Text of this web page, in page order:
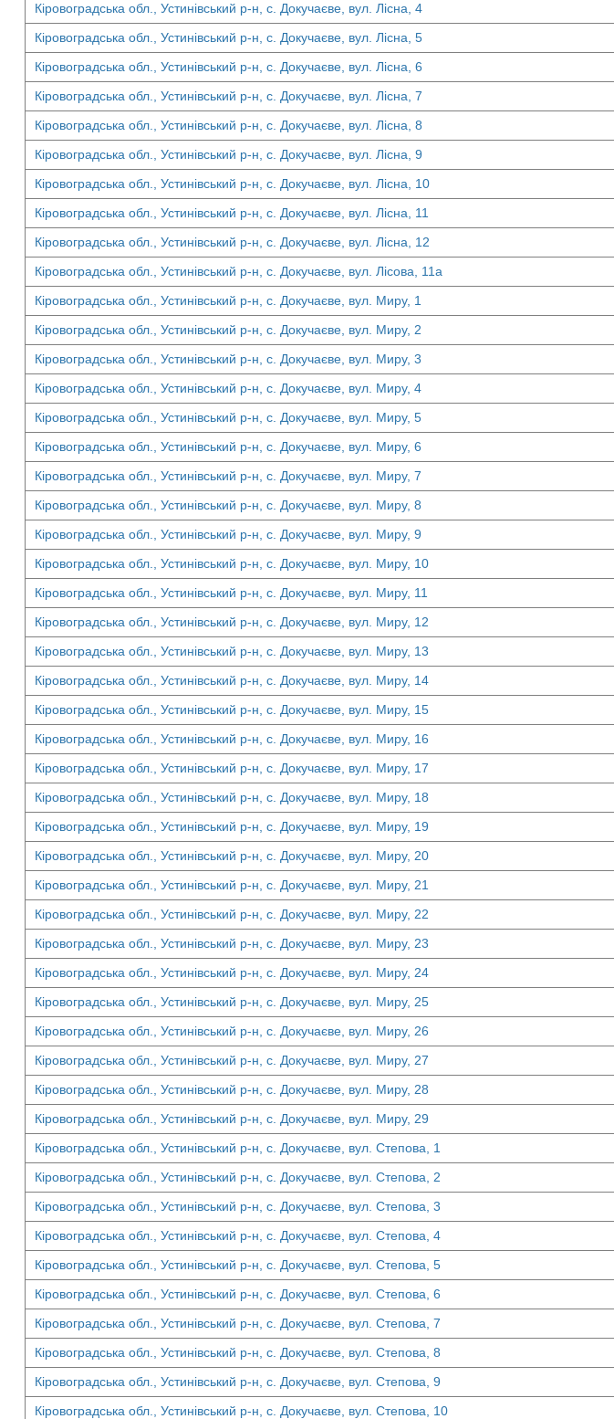
Кіровоградська обл., Устинівський р-н, с. Докучаєве, вул. Лісна, 4
Кіровоградська обл., Устинівський р-н, с. Докучаєве, вул. Лісна, 5
Кіровоградська обл., Устинівський р-н, с. Докучаєве, вул. Лісна, 6
Кіровоградська обл., Устинівський р-н, с. Докучаєве, вул. Лісна, 7
Кіровоградська обл., Устинівський р-н, с. Докучаєве, вул. Лісна, 8
Кіровоградська обл., Устинівський р-н, с. Докучаєве, вул. Лісна, 9
Кіровоградська обл., Устинівський р-н, с. Докучаєве, вул. Лісна, 10
Кіровоградська обл., Устинівський р-н, с. Докучаєве, вул. Лісна, 11
Кіровоградська обл., Устинівський р-н, с. Докучаєве, вул. Лісна, 12
Кіровоградська обл., Устинівський р-н, с. Докучаєве, вул. Лісова, 11а
Кіровоградська обл., Устинівський р-н, с. Докучаєве, вул. Миру, 1
Кіровоградська обл., Устинівський р-н, с. Докучаєве, вул. Миру, 2
Кіровоградська обл., Устинівський р-н, с. Докучаєве, вул. Миру, 3
Кіровоградська обл., Устинівський р-н, с. Докучаєве, вул. Миру, 4
Кіровоградська обл., Устинівський р-н, с. Докучаєве, вул. Миру, 5
Кіровоградська обл., Устинівський р-н, с. Докучаєве, вул. Миру, 6
Кіровоградська обл., Устинівський р-н, с. Докучаєве, вул. Миру, 7
Кіровоградська обл., Устинівський р-н, с. Докучаєве, вул. Миру, 8
Кіровоградська обл., Устинівський р-н, с. Докучаєве, вул. Миру, 9
Кіровоградська обл., Устинівський р-н, с. Докучаєве, вул. Миру, 10
Кіровоградська обл., Устинівський р-н, с. Докучаєве, вул. Миру, 11
Кіровоградська обл., Устинівський р-н, с. Докучаєве, вул. Миру, 12
Кіровоградська обл., Устинівський р-н, с. Докучаєве, вул. Миру, 13
Кіровоградська обл., Устинівський р-н, с. Докучаєве, вул. Миру, 14
Кіровоградська обл., Устинівський р-н, с. Докучаєве, вул. Миру, 15
Кіровоградська обл., Устинівський р-н, с. Докучаєве, вул. Миру, 16
Кіровоградська обл., Устинівський р-н, с. Докучаєве, вул. Миру, 17
Кіровоградська обл., Устинівський р-н, с. Докучаєве, вул. Миру, 18
Кіровоградська обл., Устинівський р-н, с. Докучаєве, вул. Миру, 19
Кіровоградська обл., Устинівський р-н, с. Докучаєве, вул. Миру, 20
Кіровоградська обл., Устинівський р-н, с. Докучаєве, вул. Миру, 21
Кіровоградська обл., Устинівський р-н, с. Докучаєве, вул. Миру, 22
Кіровоградська обл., Устинівський р-н, с. Докучаєве, вул. Миру, 23
Кіровоградська обл., Устинівський р-н, с. Докучаєве, вул. Миру, 24
Кіровоградська обл., Устинівський р-н, с. Докучаєве, вул. Миру, 25
Кіровоградська обл., Устинівський р-н, с. Докучаєве, вул. Миру, 26
Кіровоградська обл., Устинівський р-н, с. Докучаєве, вул. Миру, 27
Кіровоградська обл., Устинівський р-н, с. Докучаєве, вул. Миру, 28
Кіровоградська обл., Устинівський р-н, с. Докучаєве, вул. Миру, 29
Кіровоградська обл., Устинівський р-н, с. Докучаєве, вул. Степова, 1
Кіровоградська обл., Устинівський р-н, с. Докучаєве, вул. Степова, 2
Кіровоградська обл., Устинівський р-н, с. Докучаєве, вул. Степова, 3
Кіровоградська обл., Устинівський р-н, с. Докучаєве, вул. Степова, 4
Кіровоградська обл., Устинівський р-н, с. Докучаєве, вул. Степова, 5
Кіровоградська обл., Устинівський р-н, с. Докучаєве, вул. Степова, 6
Кіровоградська обл., Устинівський р-н, с. Докучаєве, вул. Степова, 7
Кіровоградська обл., Устинівський р-н, с. Докучаєве, вул. Степова, 8
Кіровоградська обл., Устинівський р-н, с. Докучаєве, вул. Степова, 9
Кіровоградська обл., Устинівський р-н, с. Докучаєве, вул. Степова, 10